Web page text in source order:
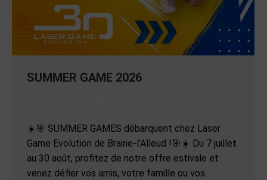
SUMMER GAME 2026
☀️🎯 SUMMER GAMES débarquent chez Laser
Game Evolution de Braine-l’Alleud !🎯☀️ Du 7 juillet
au 30 août, profitez de notre offre estivale et
venez défier vos amis, votre famille ou vos